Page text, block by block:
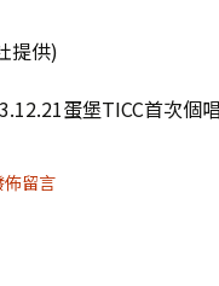
提供)
蛋堡TICC首次個
佈留言